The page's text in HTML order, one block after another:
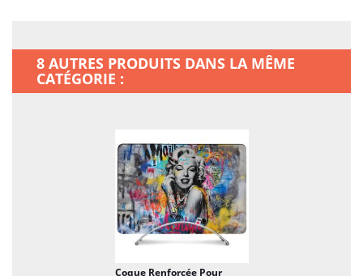
8 AUTRES PRODUITS DANS LA MÊME
CATÉGORIE :
Coque Renforcée Pour